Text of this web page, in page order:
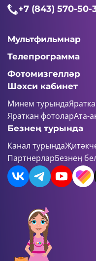
+7 (843) 570-50-
Мультфильмнар
Телепрограмма
Фотомизгелләр
Шәхси кабинет
Минем турында
Яраткан фотоларАта-
Безнең турында
Канал турында
ПартнерларБезнең